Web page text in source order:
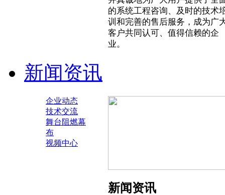
的系统工程咨询、及时的技术
训和完善的售后服务，成为广
客户共同认可、值得信赖的企
业。
新闻资讯
企业动态
技术交流
舞台阻燃幕
布
视频中心
新闻资讯